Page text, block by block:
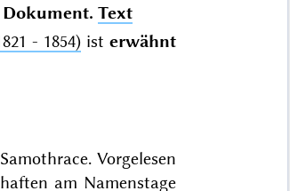
Text
- 1854)ist erwähnt
Vorgelesen
am Namenstage